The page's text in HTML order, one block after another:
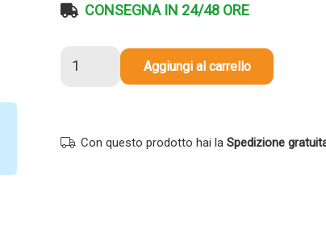
CONSEGNA IN 24/48 ORE
compatibile
EXV51C
Aggiungi al carrello
Con questo prodotto hai la Spedizione